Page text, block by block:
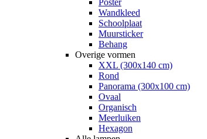
Wandkleed
Schoolplaat
Muursticker
Behang
Overige vormen
XXL (300x140 cm)
Rond
Panorama (300x100 cm)
Ovaal
Organisch
Meerluiken
Hexagon